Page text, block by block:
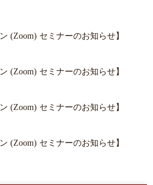
(Zoom) セミナーのお知らせ】
(Zoom) セミナーのお知らせ】
(Zoom) セミナーのお知らせ】
(Zoom) セミナーのお知らせ】